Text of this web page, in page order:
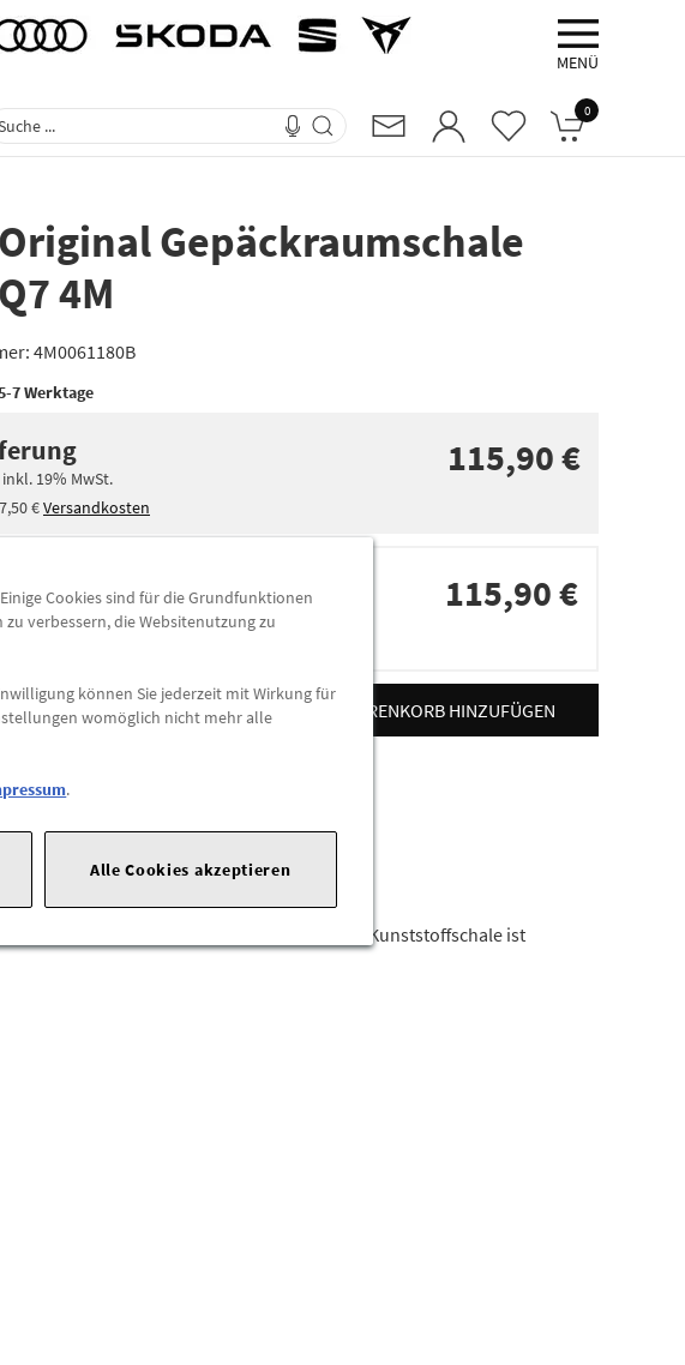
MENÜ
0
Gepäckraumschale
4M
4M0061180B
7 Werktage
inkl. 19% MwSt.
7,50 €Versandkosten
115,90 €
inkl.19%MwSt.
115,90 €
+ ZUM WARENKORB HINZUFÜGEN
des Kofferraumbodens. Die formstabile Kunststoffschale ist
Cookies sind für die Grundfunktionen
verbessern, die Websitenutzung zu
können Sie jederzeit mit Wirkung für
womöglich nicht mehr alle
.
Alle Cookies akzeptieren